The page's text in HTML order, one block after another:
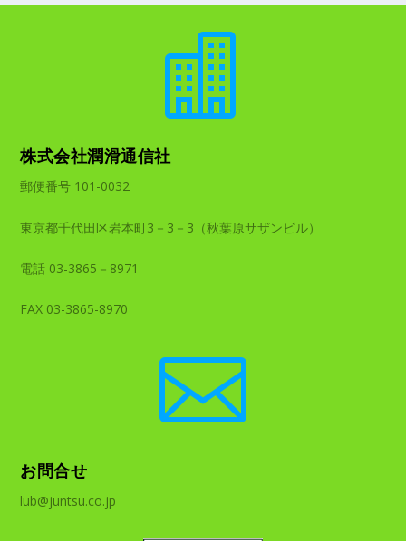

株式会社潤滑通信社
郵便番号 101-0032
東京都千代田区岩本町3－3－3（秋葉原サザンビル）
電話 03-3865－8971
FAX 03-3865-8970

お問合せ
lub@juntsu.co.jp